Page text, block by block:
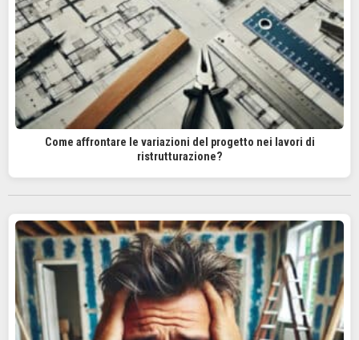
Come affrontare le variazioni del progetto nei lavori di
ristrutturazione?